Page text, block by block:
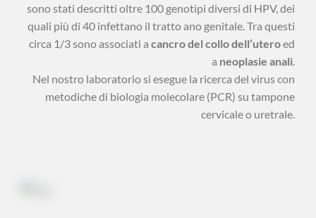
sono stati descritti oltre 100 genotipi diversi di HPV, dei
quali più di 40 infettano il tratto ano genitale. Tra questi
circa 1/3 sono associati a cancro del collo dell’uteroed
a neoplasie anali
Nel nostro laboratorio si esegue la ricerca del virus con
metodiche di biologia molecolare (PCR) su tampone
cervicale o uretrale.